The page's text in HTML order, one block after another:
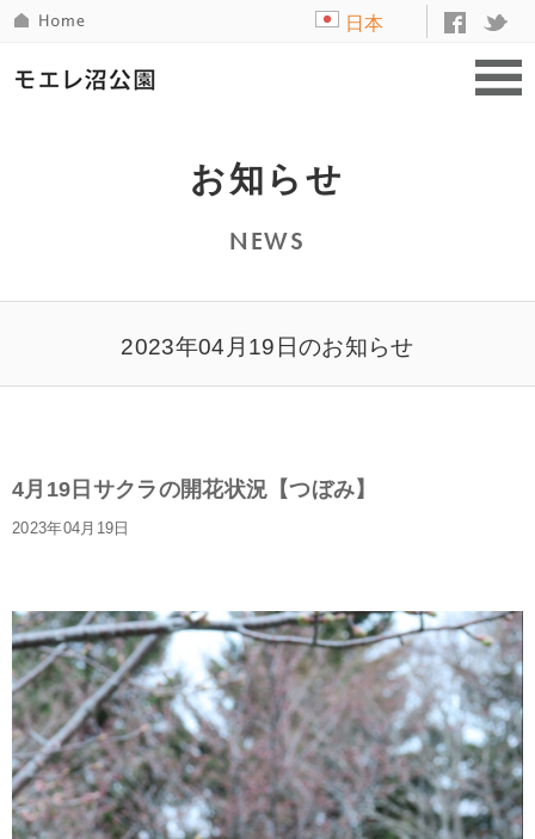
日本
お知らせ
NEWS
2023年04月19日のお知らせ
4月19日サクラの開花状況【つぼみ】
2023年04月19日